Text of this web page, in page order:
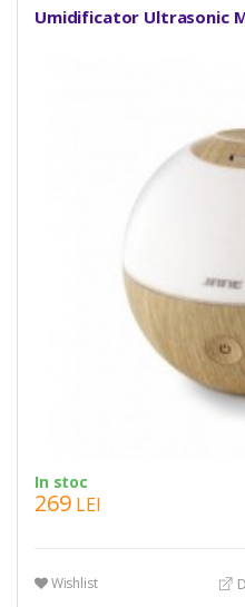
Umidificator Ultrasonic
In stoc
269 LEI
Wishlist